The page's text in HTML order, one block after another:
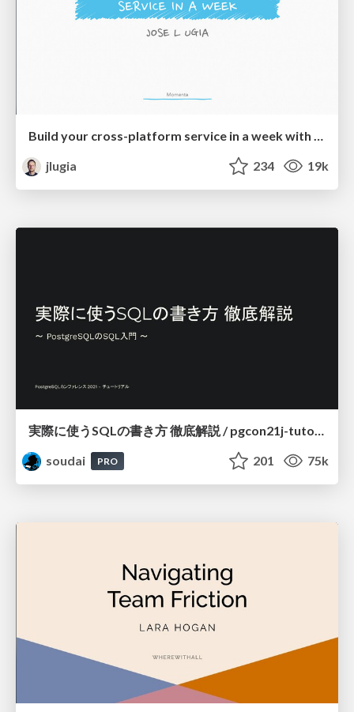
Build your cross-platform service in a week with App Engine
jlugia
234 19k
soudai
PRO 201 75k